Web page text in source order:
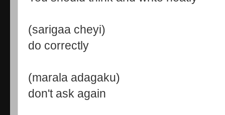
(sarigaa cheyi)
do correctly
(marala adagaku)
don't ask again